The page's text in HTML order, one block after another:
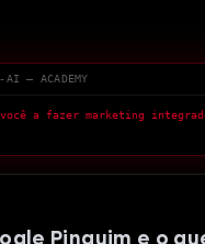
AI — ACADEMY
você a fazer marketing
Pinguim e o